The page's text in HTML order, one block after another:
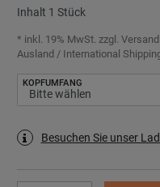
Inhalt 1 Stück
* inkl. 19% MwSt. zzgl.
Ausland / International
KOPFUMFANG
Besuchen Sie unser